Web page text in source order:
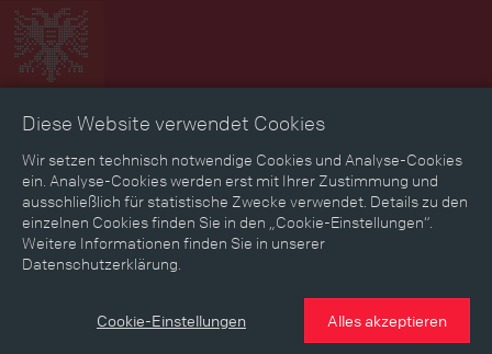
Zeitbild Zeitreise Landkarte Erinnerungen
Mediathek Textmodus
Medium
Diese Website verwendet Cookies
Wir setzen technisch notwendige Cookies und Analyse-Cookies
ein. Analyse-Cookies werden erst mit Ihrer Zustimmung und
ausschließlich für statistische Zwecke verwendet. Details zu den
einzelnen Cookies finden Sie in den „Cookie-Einstellungen“.
Weitere Informationen finden Sie in unserer
Datenschutzerklärung.
Cookie-Einstellungen Alles akzeptieren